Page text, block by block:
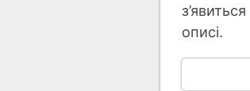
описі.